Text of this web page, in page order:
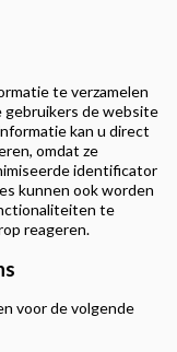
te verzamelen
gebruikers de website
kan u direct
omdat ze
identificator
kunnen ook worden
te
reageren.
voor de volgende